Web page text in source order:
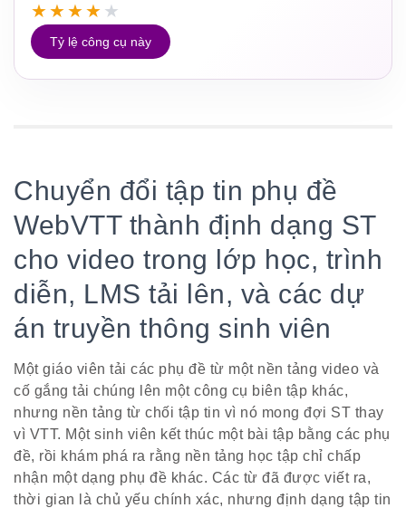
★★★★ ★
Tỷ lệ công cụ này
Chuyển đổi tập tin phụ đề
WebVTT thành định dạng ST
cho video trong lớp học, trình
diễn, LMS tải lên, và các dự
án truyền thông sinh viên
Một giáo viên tải các phụ đề từ một nền tảng video và
cố gắng tải chúng lên một công cụ biên tập khác,
nhưng nền tảng từ chối tập tin vì nó mong đợi ST thay
vì VTT. Một sinh viên kết thúc một bài tập bằng các phụ
đề, rồi khám phá ra rằng nền tảng học tập chỉ chấp
nhận một dạng phụ đề khác. Các từ đã được viết ra,
thời gian là chủ yếu chính xác, nhưng định dạng tập tin